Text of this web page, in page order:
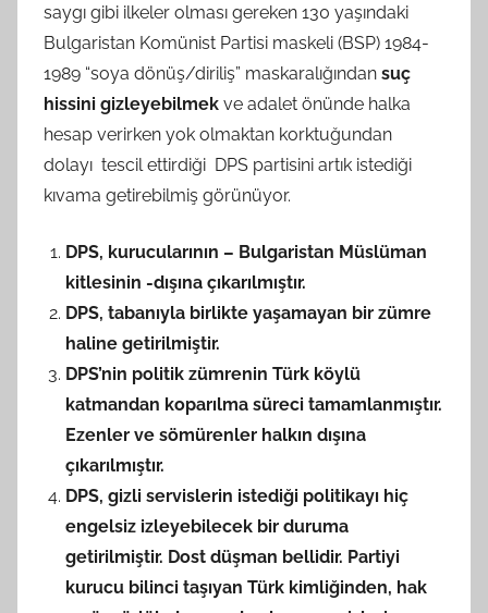
saygı gibi ilkeler olması gereken 130 yaşındaki
Bulgaristan Komünist Partisi maskeli (BSP) 1984-
1989 “soya dönüş/diriliş” maskaralığından suç
hissini gizleyebilmek ve adalet önünde halka
hesap verirken yok olmaktan korktuğundan
dolayı tescil ettirdiği DPS partisini artık istediği
kıvama getirebilmiş görünüyor.
DPS, kurucularının – Bulgaristan Müslüman
kitlesinin -dışına çıkarılmıştır.
DPS, tabanıyla birlikte yaşamayan bir zümre
haline getirilmiştir.
DPS’nin politik zümrenin Türk köylü
katmandan koparılma süreci tamamlanmıştır.
Ezenler ve sömürenler halkın dışına
çıkarılmıştır.
DPS, gizli servislerin istediği politikayı hiç
engelsiz izleyebilecek bir duruma
getirilmiştir. Dost düşman bellidir. Partiyi
kurucu bilinci taşıyan Türk kimliğinden, hak